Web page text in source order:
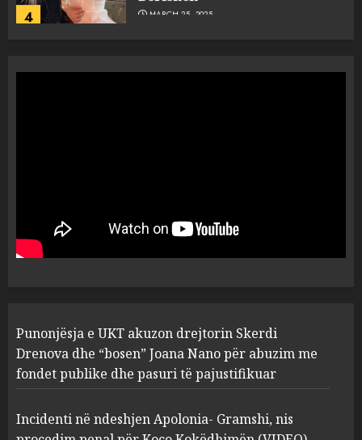
4 MARCH 25, 2025
1
“bosen” Joana Nano për
abuzim me fondet publike dhe
pasuri të pajustifikuar
2
Apolonia- Gramshi, nis
procedim penal për Koço
Kokëdhimën (VIDEO)
MARCH 27, 2025
Punonjësja e UKT akuzon drejtorin Skerdi
Drenova dhe “bosen” Joana Nano për abuzim me
fondet publike dhe pasuri të pajustifikuar
Incidenti në ndeshjen Apolonia- Gramshi, nis